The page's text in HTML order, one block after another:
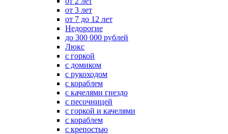
от 3 лет
от 7 до 12 лет
Недорогие
до 300 000 рублей
Люкс
с горкой
с домиком
с рукоходом
с кораблем
с качелями гнездо
с песочницей
с горкой и качелями
с кораблем
с крепостью